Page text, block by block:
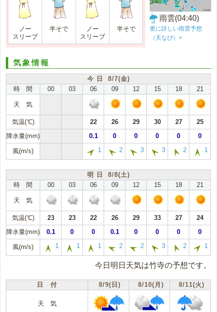
ノー
スリーブ
半そで
ノー
スリーブ
半そで
雨雲(04:40)
更に詳しい雨雲予想
（天なび）>
気象情報
今 日 8/7(金)
時 間
00 03 06 09 12 15 18 21
天 気
気温(℃) 22 26 29 30 27
25
降水量(mm)
0.1 0 0 0 0 0
風(m/s) 1 2 3 3 2 1
明 日 8/8(土)
時 間
00 03 06 09 12 15 18 21
天 気
気温(℃) 23 23 22 26 29 33 27
24
降水量(mm)
0.1 0 0 0.1 0 0 0 0
風(m/s) 1 1 1 2 2 3 2 1
今日明日天気は竹寺の予想です。
日 付 8/9(日) 8/10(月) 8/11(火)
天 気